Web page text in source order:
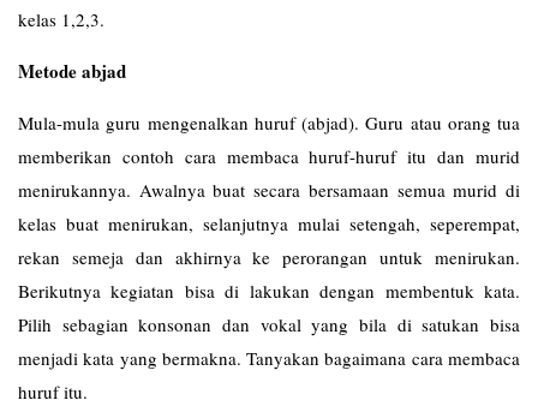
kelas 1,2,3.
Metode abjad
Mula-mula guru mengenalkan huruf (abjad). Guru atau orang tua
memberikan contoh cara membaca huruf-huruf itu dan murid
menirukannya. Awalnya buat secara bersamaan semua murid di
kelas buat menirukan, selanjutnya mulai setengah, seperempat,
rekan semeja dan akhirnya ke perorangan untuk menirukan.
Berikutnya kegiatan bisa di lakukan dengan membentuk kata.
Pilih sebagian konsonan dan vokal yang bila di satukan bisa
menjadi kata yang bermakna. Tanyakan bagaimana cara membaca
huruf itu.